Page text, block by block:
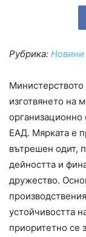
Рубрика: Новини
Министерството
изготвянето на
ЕАД. Мярката е
вътрешен одит,
дейността и
дружество.
устойчивостта
приоритетно се